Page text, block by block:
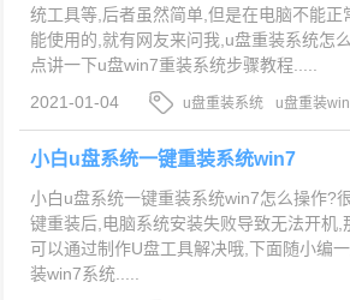
统工具等,后者虽然简单,但是在电脑不能正
能使用的,就有网友来问我,u盘重装系统怎
点讲一下u盘win7重装系统步骤教程.....
2021-01-04
u盘重装系统 u盘重装
系统步骤教程
小白u盘系统一键重装系统win7
小白u盘系统一键重装系统win7怎么操作?
键重装后,电脑系统安装失败导致无法开机,
可以通过制作U盘工具解决哦,下面随小编
装win7系统.....